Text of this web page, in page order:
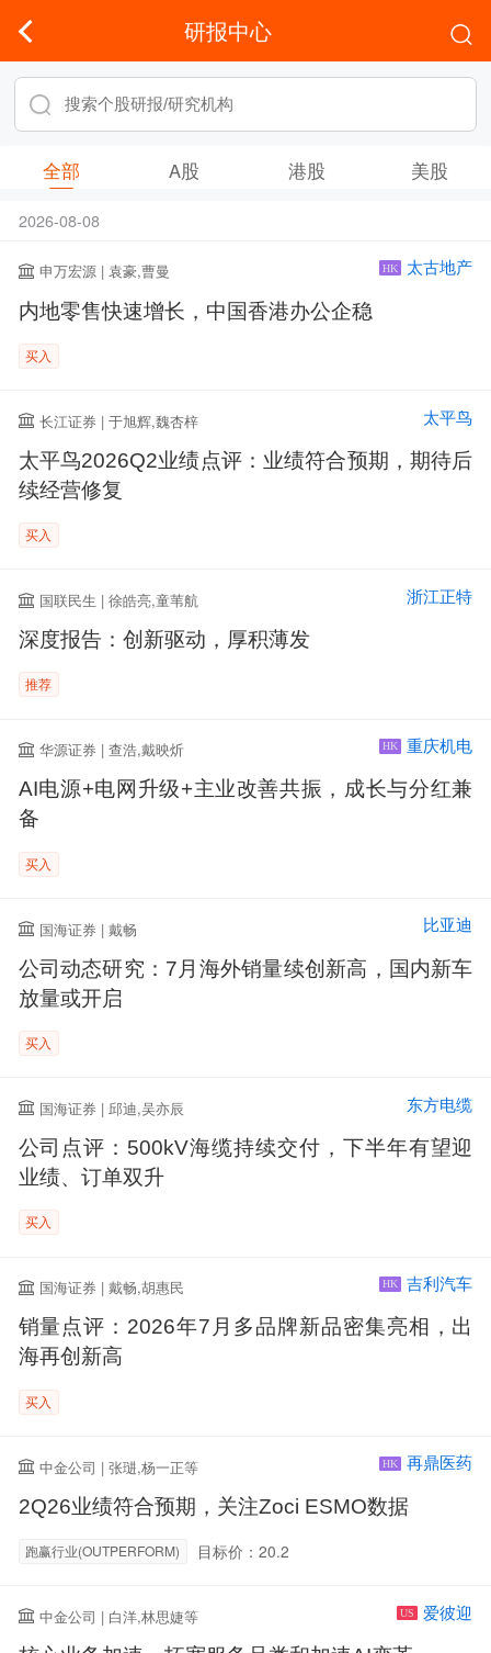
研报中心
全部 A股 港股 美股
2026-08-08
申万宏源 | 袁豪,曹曼 HK 太古地产
内地零售快速增长，中国香港办公企稳
买入
长江证券 | 于旭辉,魏杏梓 太平鸟
太平鸟2026Q2业绩点评：业绩符合预期，期待后
续经营修复
买入
国联民生 | 徐皓亮,童苇航 浙江正特
深度报告：创新驱动，厚积薄发
推荐
华源证券 | 查浩,戴映炘 HK 重庆机电
AI电源+电网升级+主业改善共振，成长与分红兼
备
买入
国海证券 | 戴畅 比亚迪
公司动态研究：7月海外销量续创新高，国内新车
放量或开启
买入
国海证券 | 邱迪,吴亦辰 东方电缆
公司点评：500kV海缆持续交付，下半年有望迎
业绩、订单双升
买入
国海证券 | 戴畅,胡惠民 HK 吉利汽车
销量点评：2026年7月多品牌新品密集亮相，出
海再创新高
买入
中金公司 | 张琎,杨一正等 HK 再鼎医药
2Q26业绩符合预期，关注Zoci ESMO数据
跑赢行业(OUTPERFORM) 目标价：20.2
中金公司 | 白洋,林思婕等 US 爱彼迎